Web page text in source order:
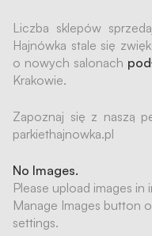
Liczba sklepów
Hajnówka stale się
o nowych salonach
Krakowie.
Zapoznaj się z naszą
parkiethajnowka.pl
No Images.
Please upload images
Manage Images button
settings.